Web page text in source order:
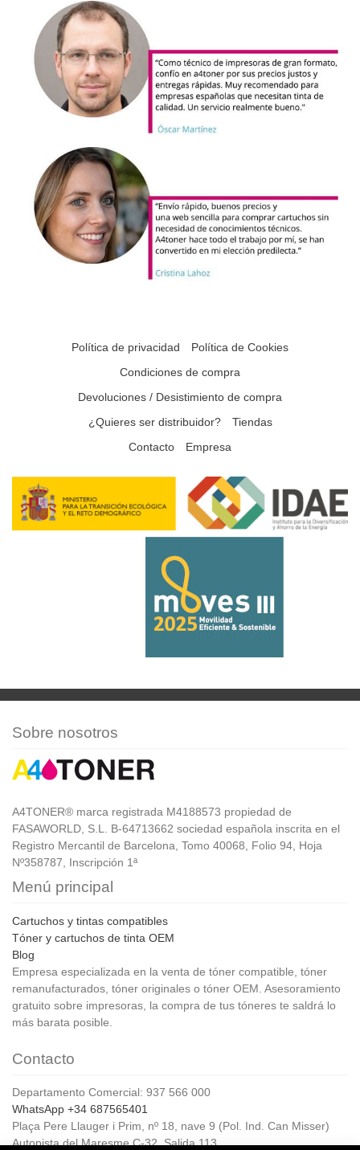
Política de privacidad
Política de Cookies
Condiciones de compra
Devoluciones / Desistimiento de compra
¿Quieres ser distribuidor?
Tiendas
Contacto
Empresa
Sobre nosotros
A4TONER® marca registrada M4188573 propiedad de
FASAWORLD, S.L. B-64713662 sociedad española inscrita en el
Registro Mercantil de Barcelona, Tomo 40068, Folio 94, Hoja
Nº358787, Inscripción 1ª
Menú principal
Cartuchos y tintas compatibles
Tóner y cartuchos de tinta OEM
Blog
Empresa especializada en la venta de tóner compatible, tóner
remanufacturados, tóner originales o tóner OEM. Asesoramiento
gratuito sobre impresoras, la compra de tus tóneres te saldrá lo
más barata posible.
Contacto
Departamento Comercial: 937 566 000
WhatsApp +34 687565401
Plaça Pere Llauger i Prim, nº 18, nave 9 (Pol. Ind. Can Misser)
Autopista del Maresme C-32, Salida 113